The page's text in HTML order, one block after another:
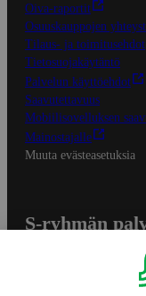
Oiva-raportit
Osuuskauppojen
Tilaus- ja toimitusehdot
Tietosuojakäytäntö
Palvelun käyttöehdot
Saavutettavuus
Mobiilisovelluksen
Mainostajalle
Muuta evästeasetuksia
S-ryhmän